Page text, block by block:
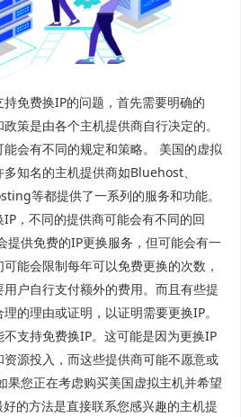
持免费换IP的问题，首先需要明确的
策是由各个主机提供商自行决定的。
会有不同的规定和策略。 美国的虚拟
知名的主机提供商如Bluehost、
等都提供了一系列的服务和功能。
，不同的提供商可能会有不同的回
提供免费的IP更换服务，但可能会有一
能会限制每年可以免费更换的次数，
户自行支付额外的费用。而且有些提
的理由或证明，以证明需要更换IP。
支持免费换IP。这可能是因为更换IP
源投入，而这些提供商可能不愿意或
果您正在考虑购买美国虚拟主机并希望
的方法是直接联系您感兴趣的主机提